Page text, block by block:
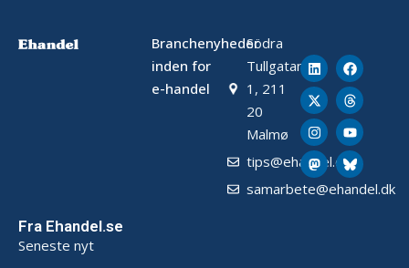
Branchenyheder
inden for
e-handel
Södra
Tullgatan
1, 211
20
Malmø
tips@ehandel.dk
samarbete@ehandel.dk
Fra Ehandel.se
Seneste nyt